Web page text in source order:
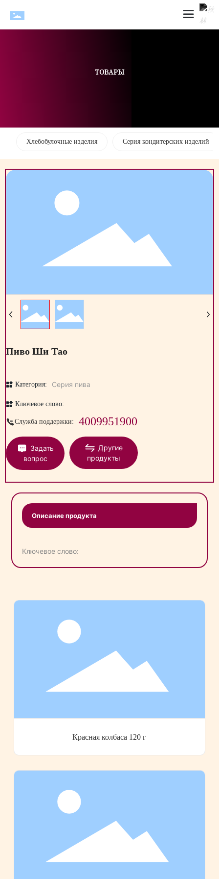
ТОВАРЫ
Хлебобулочные изделия Серия кондитерских изделий
Пиво Ши Тао
Категория: Серия пива
Ключевое слово:
Служба поддержки: 4009951900
Задать
вопрос
Другие
продукты
Описание продукта
Ключевое слово:
Красная колбаса 120 г